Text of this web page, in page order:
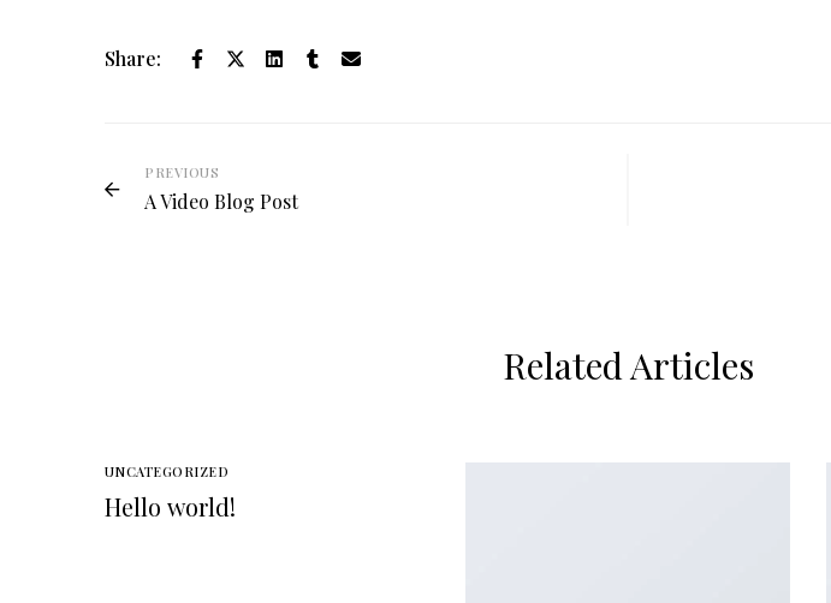
Share:
PREVIOUS
A Video Blog Post
Related Articles
UNCATEGORIZED
Hello world!